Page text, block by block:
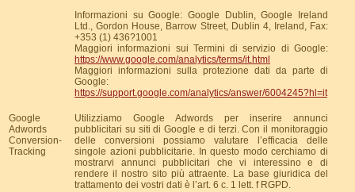
Informazioni su Google: Google Dublin, Google Ireland
Ltd., Gordon House, Barrow Street, Dublin 4, Ireland, Fax:
+353 (1) 436?1001
Maggiori informazioni sui Termini di servizio di Google:
https://www.google.com/analytics/terms/it.html
Maggiori informazioni sulla protezione dati da parte di
Google:
https://support.google.com/analytics/answer/6004245?hl=it
Google
Adwords
Conversion-
Tracking
Utilizziamo Google Adwords per inserire annunci
pubblicitari su siti di Google e di terzi. Con il monitoraggio
delle conversioni possiamo valutare l’efficacia delle
singole azioni pubblicitarie. In questo modo cerchiamo di
mostrarvi annunci pubblicitari che vi interessino e di
rendere il nostro sito più attraente. La base giuridica del
trattamento dei vostri dati è l’art. 6 c. 1 lett. f RGPD.